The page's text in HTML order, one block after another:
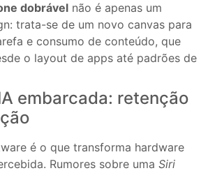
dobrável não é apenas um
trata-se de um novo canvas para
e consumo de conteúdo, que
o layout de apps até padrões de
embarcada: retenção
é o que transforma hardware
Rumores sobre uma Siri